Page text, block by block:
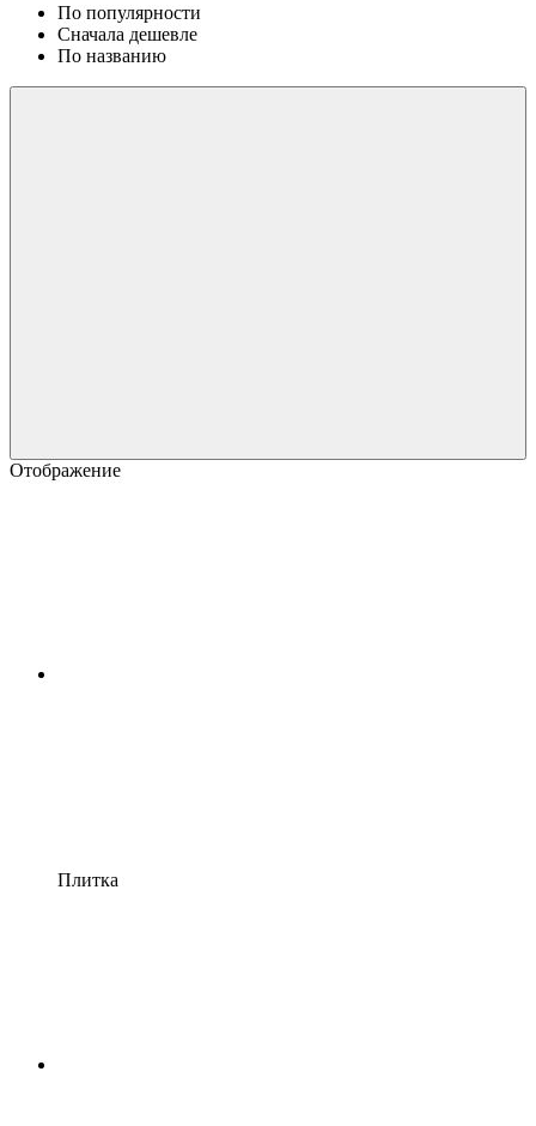
По популярности
Сначала дешевле
По названию
Отображение
Плитка